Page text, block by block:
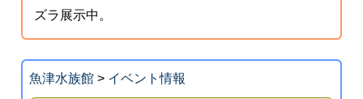
ズラ展示中。
魚津水族館> イベント情報